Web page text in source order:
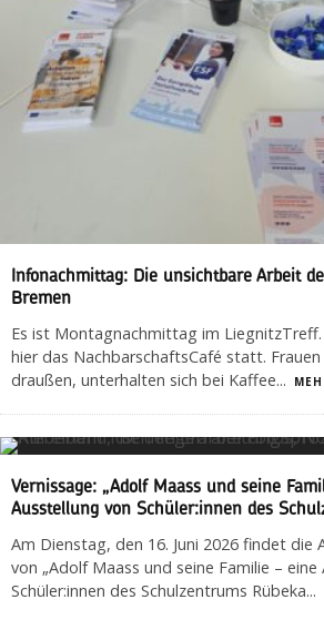
Infonachmittag: Die unsichtbare Arbeit
Bremen
Es ist Montagnachmittag im
hier das NachbarschaftsCafé statt.
draußen, unterhalten sich bei Kaffee...
Vernissage: „Adolf Maass und seine
Ausstellung von Schüler:innen des
Am Dienstag, den 16. Juni 2026 findet die
von „Adolf Maass und seine Familie –
Schüler:innen des Schulzentrums Rübeka...